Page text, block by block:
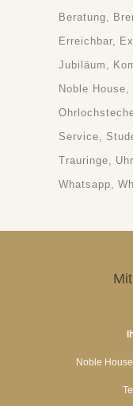
Beratung
Erreichbar
Jubiläum
Noble House
Service
Trauringe
Whatsapp
Noble